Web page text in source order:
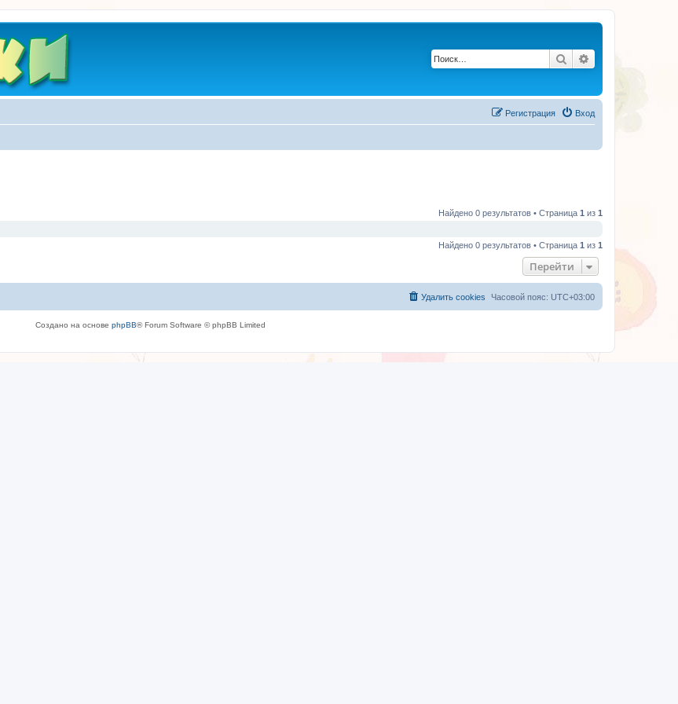
Поиск
Вход
Регистрация
Найдено 0 результатов • Страница 1 из 1
Найдено 0 результатов • Страница 1 из 1
Перейти
Часовой пояс: UTC+03:00
Удалить cookies
Создано на основе phpBB® Forum Software © phpBB Limited